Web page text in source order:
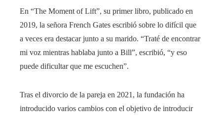
En “The Moment of Lift”, su primer libro, publicado en
2019, la señora French Gates escribió sobre lo difícil que
a veces era destacar junto a su marido. “Traté de encontrar
mi voz mientras hablaba junto a Bill”, escribió, “y eso
puede dificultar que me escuchen”.
Tras el divorcio de la pareja en 2021, la fundación ha
introducido varios cambios con el objetivo de introducir